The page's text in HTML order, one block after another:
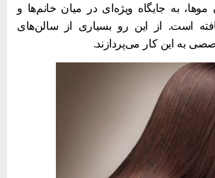
به جایگاه ویژه‌ای در میان خانم‌ها و
است. از این رو بسیاری از سالن‌های
این کار می‌پردازند.